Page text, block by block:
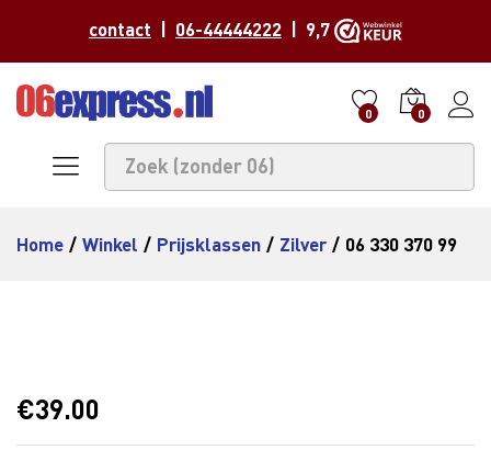
contact 06-44444222 | 9,7
0 0
Home / Winkel / Prijsklassen / Zilver / 06 330 370 99
€39.00